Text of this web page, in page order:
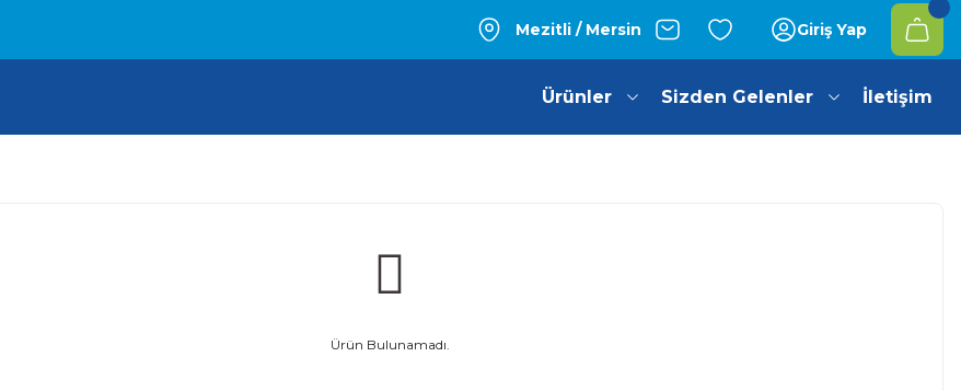
Mezitli / Mersin Giriş Yap
Ürünler Sizden Gelenler İletişim
Ürün Bulunamadı.